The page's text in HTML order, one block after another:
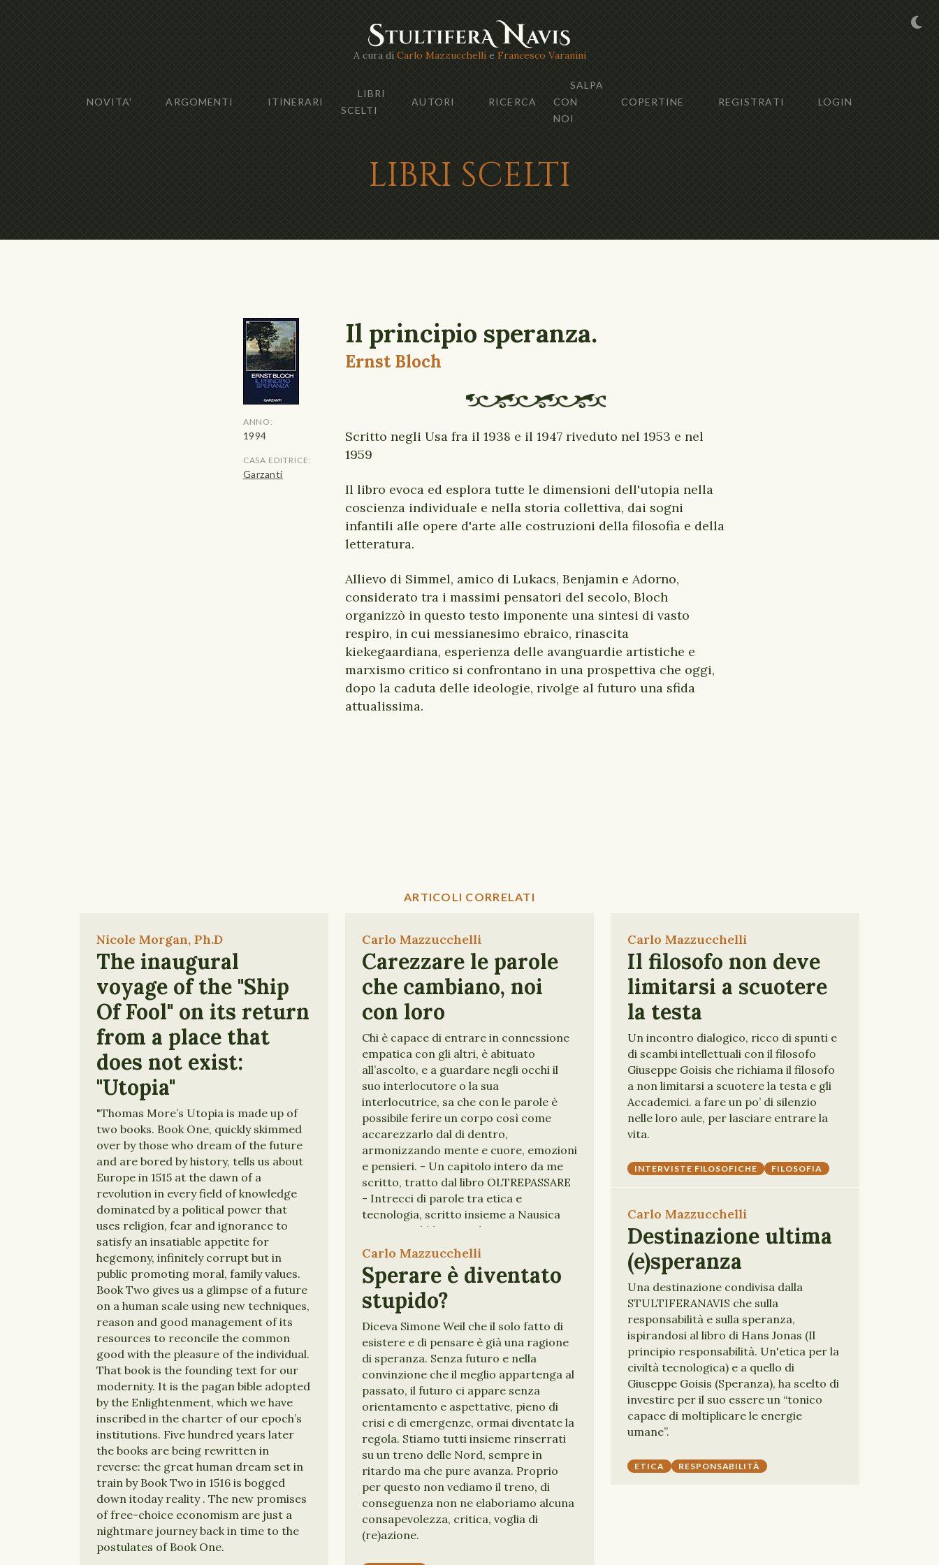
A cura di Carlo Mazzucchellie Francesco Varanini
NOVITA' ARGOMENTI ITINERARI
LIBRI
SCELTI
AUTORI RICERCA
SALPA
CON
NOI
COPERTINE REGISTRATI LOGIN
LIBRI SCELTI
ANNO:
1994
CASA EDITRICE:
Garzanti
Il principio speranza.
Ernst Bloch
Scritto negli Usa fra il 1938 e il 1947 riveduto nel 1953 e nel
1959
Il libro evoca ed esplora tutte le dimensioni dell'utopia nella
coscienza individuale e nella storia collettiva, dai sogni
infantili alle opere d'arte alle costruzioni della filosofia e della
letteratura.
Allievo di Simmel, amico di Lukacs, Benjamin e Adorno,
considerato tra i massimi pensatori del secolo, Bloch
organizzò in questo testo imponente una sintesi di vasto
respiro, in cui messianesimo ebraico, rinascita
kiekegaardiana, esperienza delle avanguardie artistiche e
marxismo critico si confrontano in una prospettiva che oggi,
dopo la caduta delle ideologie, rivolge al futuro una sfida
attualissima.
ARTICOLI CORRELATI
Nicole Morgan, Ph.D
The inaugural
voyage of the "Ship
Of Fool" on its return
from a place that
does not exist:
"Utopia"
"Thomas More’s Utopia is made up of
two books. Book One, quickly skimmed
over by those who dream of the future
and are bored by history, tells us about
Europe in 1515 at the dawn of a
revolution in every field of knowledge
dominated by a political power that
uses religion, fear and ignorance to
satisfy an insatiable appetite for
hegemony, infinitely corrupt but in
public promoting moral, family values.
Book Two gives us a glimpse of a future
on a human scale using new techniques,
reason and good management of its
resources to reconcile the common
good with the pleasure of the individual.
That book is the founding text for our
modernity. It is the pagan bible adopted
by the Enlightenment, which we have
inscribed in the charter of our epoch’s
institutions. Five hundred years later
the books are being rewritten in
reverse: the great human dream set in
train by Book Two in 1516 is bogged
down itoday reality . The new promises
of free-choice economism are just a
nightmare journey back in time to the
postulates of Book One.
Carlo Mazzucchelli
Carezzare le parole
che cambiano, noi
con loro
Chi è capace di entrare in connessione
empatica con gli altri, è abituato
all’ascolto, e a guardare negli occhi il
suo interlocutore o la sua
interlocutrice, sa che con le parole è
possibile ferire un corpo così come
accarezzarlo dal di dentro,
armonizzando mente e cuore, emozioni
e pensieri. - Un capitolo intero da me
scritto, tratto dal libro OLTREPASSARE
- Intrecci di parole tra etica e
tecnologia, scritto insieme a Nausica
Manzi e pubblicato nel 2022.
FOLLIA PAROLE
Carlo Mazzucchelli
Il filosofo non deve
limitarsi a scuotere
la testa
Un incontro dialogico, ricco di spunti e
di scambi intellettuali con il filosofo
Giuseppe Goisis che richiama il filosofo
a non limitarsi a scuotere la testa e gli
Accademici. a fare un po’ di silenzio
nelle loro aule, per lasciare entrare la
vita.
INTERVISTE FILOSOFICHE FILOSOFIA
Carlo Mazzucchelli
Destinazione ultima
(e)speranza
Una destinazione condivisa dalla
STULTIFERANAVIS che sulla
responsabilità e sulla speranza,
ispirandosi al libro di Hans Jonas (Il
principio responsabilità. Un'etica per la
civiltà tecnologica) e a quello di
Giuseppe Goisis (Speranza), ha scelto di
investire per il suo essere un “tonico
capace di moltiplicare le energie
umane”.
ETICA RESPONSABILITÀ
Carlo Mazzucchelli
Sperare è diventato
stupido?
Diceva Simone Weil che il solo fatto di
esistere e di pensare è già una ragione
di speranza. Senza futuro e nella
convinzione che il meglio appartenga al
passato, il futuro ci appare senza
orientamento e aspettative, pieno di
crisi e di emergenze, ormai diventate la
regola. Stiamo tutti insieme rinserrati
su un treno delle Nord, sempre in
ritardo ma che pure avanza. Proprio
per questo non vediamo il treno, di
conseguenza non ne elaboriamo alcuna
consapevolezza, critica, voglia di
(re)azione.